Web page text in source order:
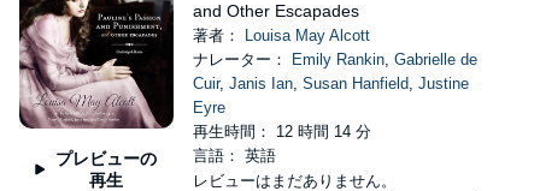
プレビューの
再生
and Other Escapades
著者：
Louisa May Alcott
ナレーター：
Emily Rankin, Gabrielle de
Cuir, Janis Ian, Susan Hanfield, Justine
Eyre
再生時間： 12 時間 14 分
言語： 英語
レビューはまだありません。